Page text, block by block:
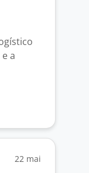
a
22 mai